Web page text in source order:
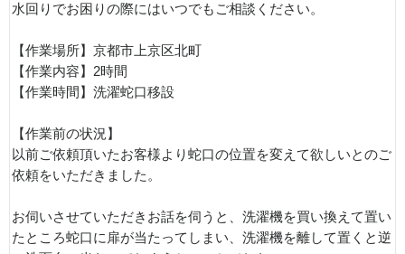
水回りでお困りの際にはいつでもご相談ください。
【作業場所】京都市上京区北町
【作業内容】2時間
【作業時間】洗濯蛇口移設
【作業前の状況】
以前ご依頼頂いたお客様より蛇口の位置を変えて欲しいとのご
依頼をいただきました。
お伺いさせていただきお話を伺うと、洗濯機を買い換えて置い
たところ蛇口に扉が当たってしまい、洗濯機を離して置くと逆